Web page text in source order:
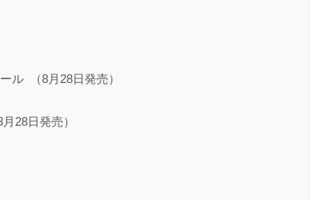
ル （8月28日発売）
28日発売）